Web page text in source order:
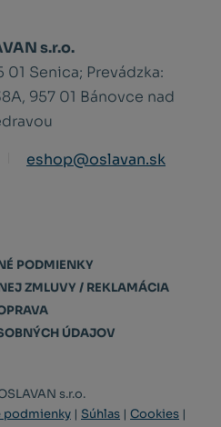
s.r.o.
01 Senica; Prevádzka:
957 01 Bánovce nad
eshop@oslavan.sk
PODMIENKY
ZMLUVY / REKLAMÁCIA
ÚDAJOV
s.r.o.
podmienky | Súhlas | Cookies |